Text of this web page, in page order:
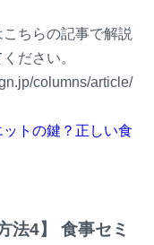
ちらの記事で解説
ださい。
columns/article/
ットの鍵？正しい食
法4】 食事セミ